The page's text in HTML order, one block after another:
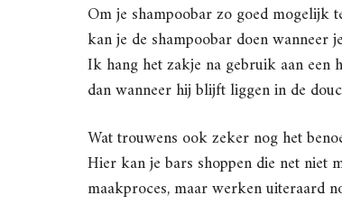
Om je shampoobar zo goed mogelijk
kan je de shampoobar doen wanneer
Ik hang het zakje na gebruik aan
dan wanneer hij blijft liggen in de
Wat trouwens ook zeker nog het
Hier kan je bars shoppen die net niet
maakproces, maar werken uiteraard